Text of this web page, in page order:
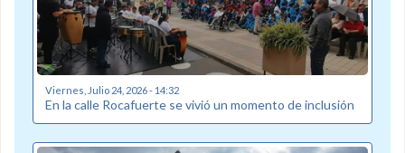
Viernes, Julio 24, 2026 - 14:32
En la calle Rocafuerte se vivió un momento de inclusión